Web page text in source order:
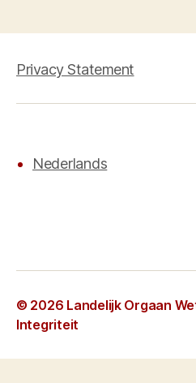
Privacy Statement
Nederlands
© 2026 Landelijk Orgaan
Integriteit